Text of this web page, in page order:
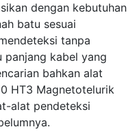
dengan kebutuhan
batu sesuai
tanpa
panjang kabel yang
bahkan alat
HT3 Magnetotelurik
alat pendeteksi